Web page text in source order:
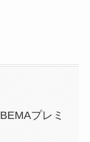
プレミ